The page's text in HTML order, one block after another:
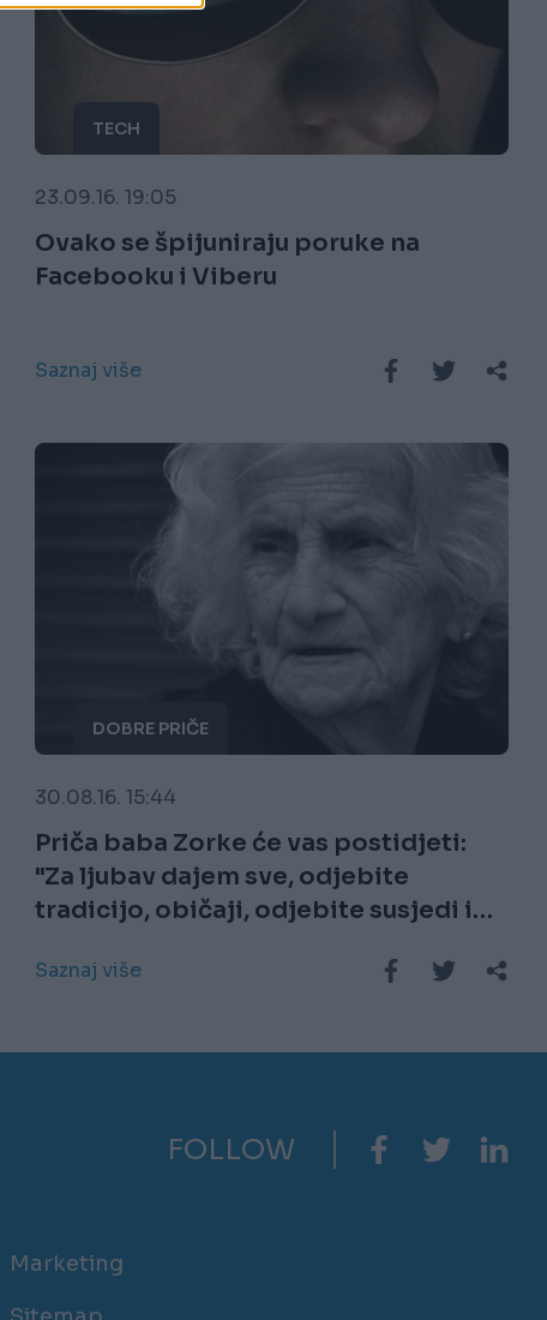
TECH
23.09.16. 19:05
Ovako se špijuniraju poruke na
Facebooku i Viberu
Saznaj više
DOBRE PRIČE
30.08.16. 15:44
Priča baba Zorke će vas postidjeti:
"Za ljubav dajem sve, odjebite
tradicijo, običaji, odjebite susjedi i
Saznaj više
FOLLOW
Marketing